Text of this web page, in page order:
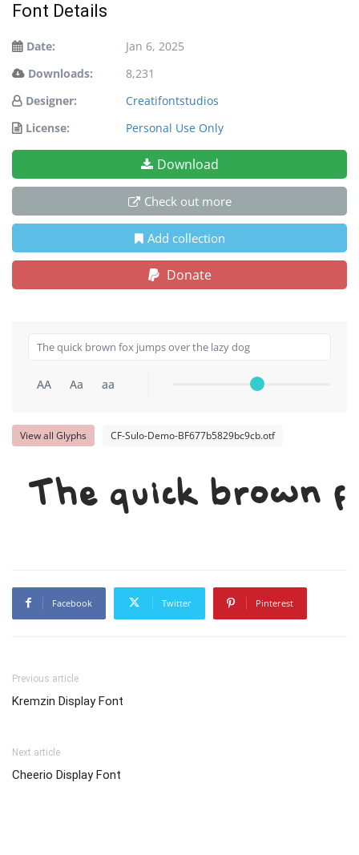
Font Details
Date:
Jan 6, 2025
Downloads:
8,231
Designer:
Creatifontstudios
License:
Personal Use Only
Download
Check out more
Add collection
Donate
AA Aa aa
View all Glyphs CF-Sulo-Demo-BF677b5829bc9cb.otf
The quick brown
Facebook Twitter Pinterest
Previous article
Kremzin Display Font
Next article
Cheerio Display Font